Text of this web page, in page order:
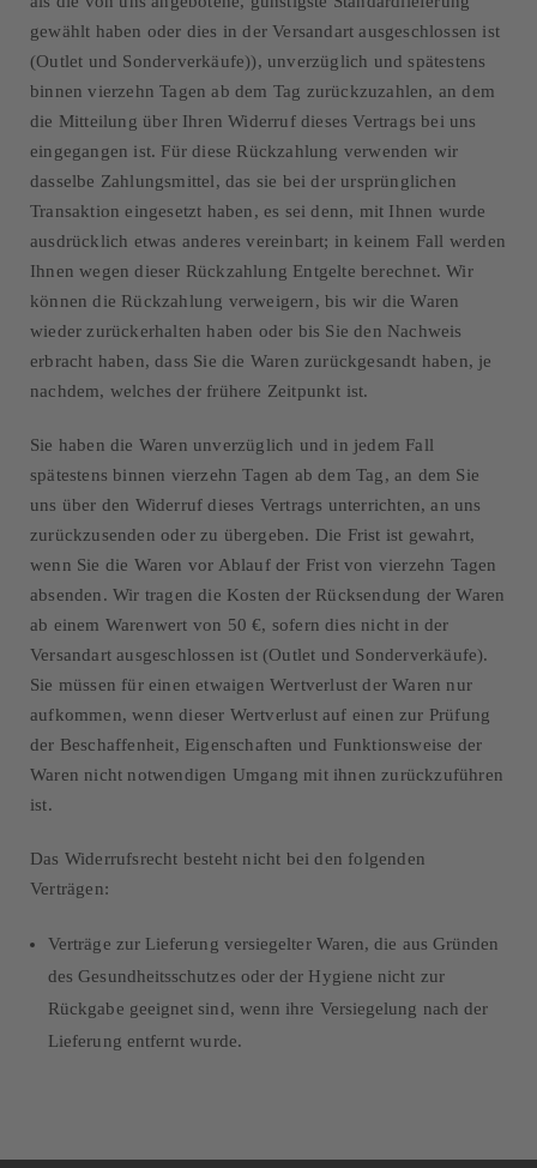
gewählt haben oder dies in der Versandart ausgeschlossen ist
(Outlet und Sonderverkäufe)), unverzüglich und spätestens
binnen vierzehn Tagen ab dem Tag zurückzuzahlen, an dem
die Mitteilung über Ihren Widerruf dieses Vertrags bei uns
eingegangen ist. Für diese Rückzahlung verwenden wir
dasselbe Zahlungsmittel, das sie bei der ursprünglichen
Transaktion eingesetzt haben, es sei denn, mit Ihnen wurde
ausdrücklich etwas anderes vereinbart; in keinem Fall werden
Ihnen wegen dieser Rückzahlung Entgelte berechnet. Wir
können die Rückzahlung verweigern, bis wir die Waren
wieder zurückerhalten haben oder bis Sie den Nachweis
erbracht haben, dass Sie die Waren zurückgesandt haben, je
nachdem, welches der frühere Zeitpunkt ist.
Sie haben die Waren unverzüglich und in jedem Fall
spätestens binnen vierzehn Tagen ab dem Tag, an dem Sie
uns über den Widerruf dieses Vertrags unterrichten, an uns
zurückzusenden oder zu übergeben. Die Frist ist gewahrt,
wenn Sie die Waren vor Ablauf der Frist von vierzehn Tagen
absenden. Wir tragen die Kosten der Rücksendung der Waren
ab einem Warenwert von 50 €, sofern dies nicht in der
Versandart ausgeschlossen ist (Outlet und Sonderverkäufe).
Sie müssen für einen etwaigen Wertverlust der Waren nur
aufkommen, wenn dieser Wertverlust auf einen zur Prüfung
der Beschaffenheit, Eigenschaften und Funktionsweise der
Waren nicht notwendigen Umgang mit ihnen zurückzuführen
ist.
Das Widerrufsrecht besteht nicht bei den folgenden
Verträgen:
Verträge zur Lieferung versiegelter Waren, die aus Gründen
des Gesundheitsschutzes oder der Hygiene nicht zur
Rückgabe geeignet sind, wenn ihre Versiegelung nach der
Lieferung entfernt wurde.